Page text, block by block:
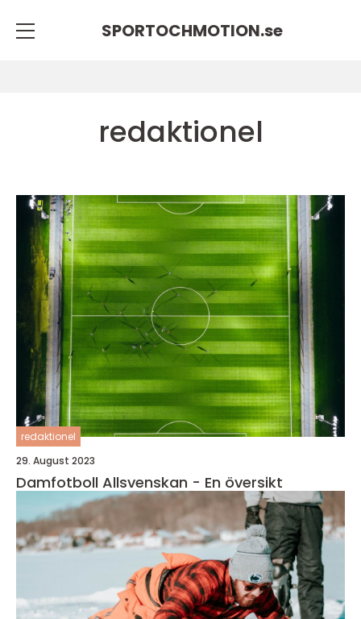
SPORTOCHMOTION.se
redaktionel
redaktionel
29. August 2023
Damfotboll Allsvenskan - En översikt